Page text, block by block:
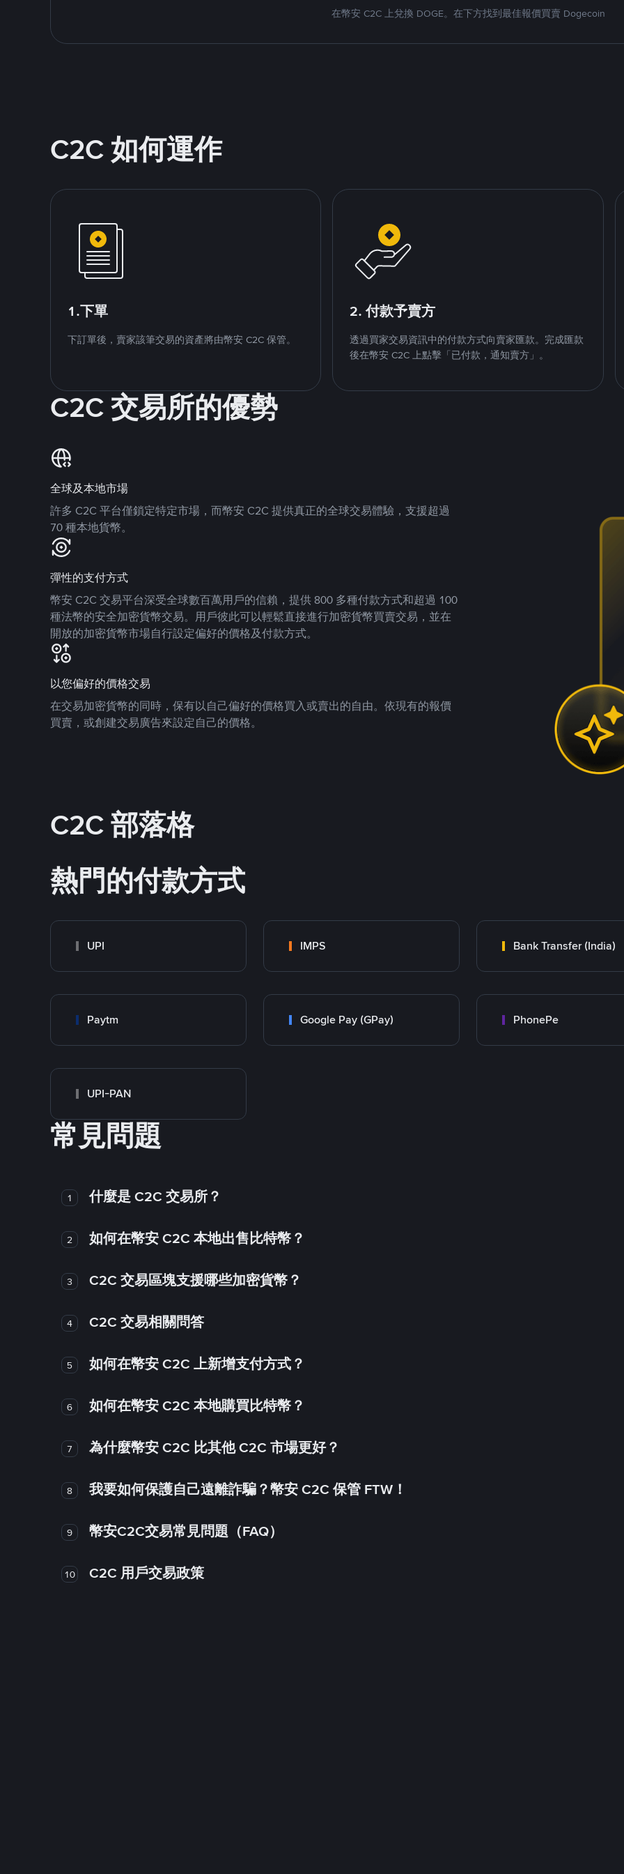
在幣安 C2C 上兌換 DOGE。在下方找到最佳報價買賣 Dogecoin
C2C 如何運作
1.下單
下訂單後，賣家該筆交易的資產將由幣安 C2C 保管。
2. 付款予賣方
透過買家交易資訊中的付款方式向賣家匯款。完成匯款
後在幣安 C2C 上點擊「已付款，通知賣方」。
C2C 交易所的優勢
全球及本地市場
許多 C2C 平台僅鎖定特定市場，而幣安 C2C 提供真正的全球交易體驗，支援超過
70 種本地貨幣。
彈性的支付方式
幣安 C2C 交易平台深受全球數百萬用戶的信賴，提供 800 多種付款方式和超過 100
種法幣的安全加密貨幣交易。用戶彼此可以輕鬆直接進行加密貨幣買賣交易，並在
開放的加密貨幣市場自行設定偏好的價格及付款方式。
以您偏好的價格交易
在交易加密貨幣的同時，保有以自己偏好的價格買入或賣出的自由。依現有的報價
買賣，或創建交易廣告來設定自己的價格。
C2C 部落格
熱門的付款方式
UPI IMPS Bank Transfer (India)
Paytm Google Pay (GPay) PhonePe
UPI-PAN
常見問題
1 什麼是 C2C 交易所？
2 如何在幣安 C2C 本地出售比特幣？
3 C2C 交易區塊支援哪些加密貨幣？
4 C2C 交易相關問答
5 如何在幣安 C2C 上新增支付方式？
6 如何在幣安 C2C 本地購買比特幣？
7 為什麼幣安 C2C 比其他 C2C 市場更好？
8 我要如何保護自己遠離詐騙？幣安 C2C 保管 FTW！
9 幣安C2C交易常見問題（FAQ）
10 C2C 用戶交易政策